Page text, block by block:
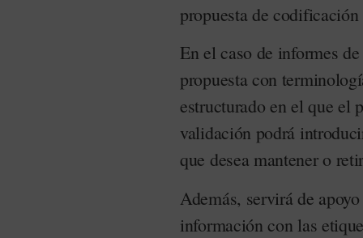
propuesta de
En el caso de informes
propuesta con
estructurado en el que el
validación podrá
que desea mantener o
Además, servirá de
información con las